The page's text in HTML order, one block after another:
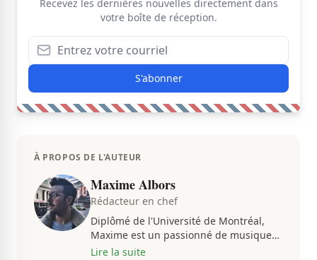
Recevez les dernières nouvelles directement dans
votre boîte de réception.
S'abonner
À PROPOS DE L'AUTEUR
Maxime Albors
Rédacteur en chef
Diplômé de l'Université de Montréal,
Maxime est un passionné de musique
et de basketball. Il suit de très près
Lire la suite